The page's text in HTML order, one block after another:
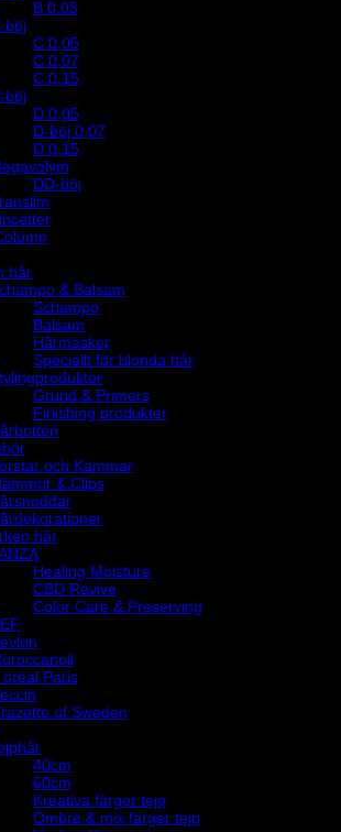
B 0.05
böj
C 0,05
C 0,07
C 0,15
böj
D 0,05
D-böj 0,07
D 0,15
DD-böj
hår
& Balsam
Schampo
Balsam
Hårmasker
Speciellt för blonda hår
Grund & Primers
Finishing produkter
och Kammar
& Clips
hår
Healing Moisture
CBD Revive
Color Care & Preserving
Paris
of Sweden
40cm
60cm
Kreativa färger tejp
Ombre & mix färger tejp